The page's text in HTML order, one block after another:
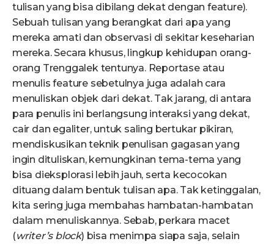
tulisan yang bisa dibilang dekat dengan feature).
Sebuah tulisan yang berangkat dari apa yang
mereka amati dan observasi di sekitar keseharian
mereka. Secara khusus, lingkup kehidupan orang-
orang Trenggalek tentunya. Reportase atau
menulis feature sebetulnya juga adalah cara
menuliskan objek dari dekat. Tak jarang, di antara
para penulis ini berlangsung interaksi yang dekat,
cair dan egaliter, untuk saling bertukar pikiran,
mendiskusikan teknik penulisan gagasan yang
ingin dituliskan, kemungkinan tema-tema yang
bisa dieksplorasi lebih jauh, serta kecocokan
dituang dalam bentuk tulisan apa. Tak ketinggalan,
kita sering juga membahas hambatan-hambatan
dalam menuliskannya. Sebab, perkara macet
(writer’s block) bisa menimpa siapa saja, selain